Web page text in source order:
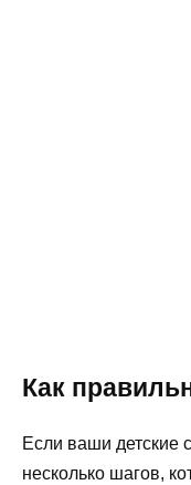
Как
Если ваши детские
несколько шагов,